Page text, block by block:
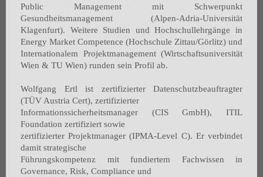
Public Management mit Schwerpunkt
Gesundheitsmanagement (Alpen-Adria-Universität
Klagenfurt). Weitere Studien und Hochschullehrgänge in
Energy Market Competence (Hochschule Zittau/Görlitz) und
Internationalem Projektmanagement (Wirtschaftsuniversität
Wien & TU Wien) runden sein Profil ab.
Wolfgang Ertl ist zertifizierter Datenschutzbeauftragter
(TÜV Austria Cert), zertifizierter
Informationssicherheitsmanager (CIS GmbH), ITIL
Foundation zertifiziert sowie
zertifizierter Projektmanager (IPMA-Level C). Er verbindet
damit strategische
Führungskompetenz mit fundiertem Fachwissen in
Governance, Risk, Compliance und